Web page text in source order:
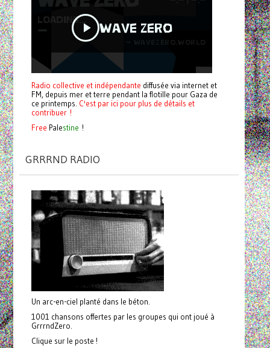
Radio collective et indépendante diffusée via internet et
FM, depuis mer et terre pendant la flotille pour Gaza de
ce printemps. C'est par ici pour plus de détails et
contribuer !
Free Palestine !
GRRRND RADIO
Un arc-en-ciel planté dans le béton.
1001 chansons offertes par les groupes qui ont joué à
GrrrndZero.
Clique sur le poste !